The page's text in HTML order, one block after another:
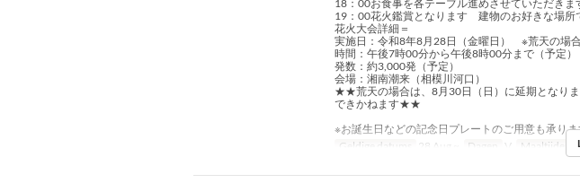
18：00お食事を各テーブル進めさせていただきま
19：00花火鑑賞となります 建物のお好きな場所
花火大会詳細＝
実施日：令和8年8月28日（金曜日） ※荒天の場合
時間：午後7時00分から午後8時00分まで（予定）
発数：約3,000発（予定）
会場：湘南潮来（相模川河口）
★★荒天の場合は、8月30日（日）に延期となり
できかねます★★
※お誕生日などの記念日プレートのご用意も承りま
Geldige datums
28 Aug ~ Dagen V Maaltijden